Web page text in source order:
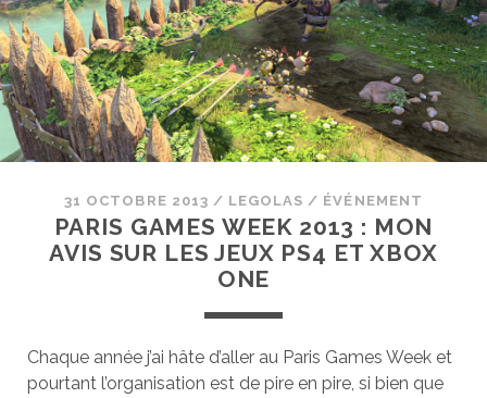
31 OCTOBRE 2013 / LEGOLAS / ÉVÉNEMENT
PARIS GAMES WEEK 2013 : MON
AVIS SUR LES JEUX PS4 ET XBOX
ONE
Chaque année j’ai hâte d’aller au Paris Games Week et
pourtant l’organisation est de pire en pire, si bien que